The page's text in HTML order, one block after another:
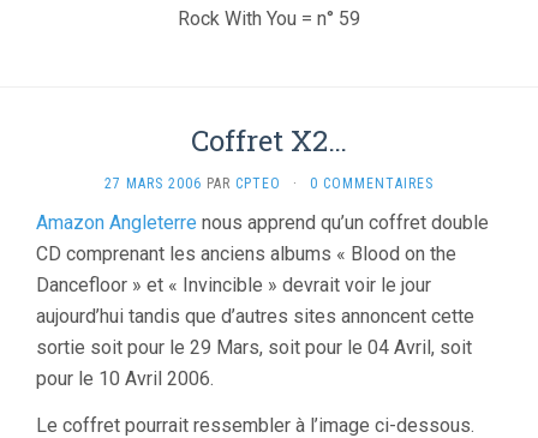
Rock With You = n° 59
Coffret X2…
27 MARS 2006 PAR CPTEO · 0 COMMENTAIRES
Amazon Angleterre nous apprend qu’un coffret double
CD comprenant les anciens albums « Blood on the
Dancefloor » et « Invincible » devrait voir le jour
aujourd’hui tandis que d’autres sites annoncent cette
sortie soit pour le 29 Mars, soit pour le 04 Avril, soit
pour le 10 Avril 2006.
Le coffret pourrait ressembler à l’image ci-dessous.